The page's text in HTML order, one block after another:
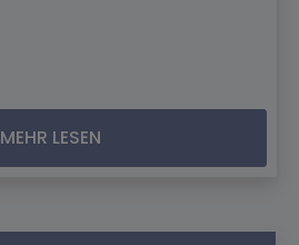
MEHR LESEN